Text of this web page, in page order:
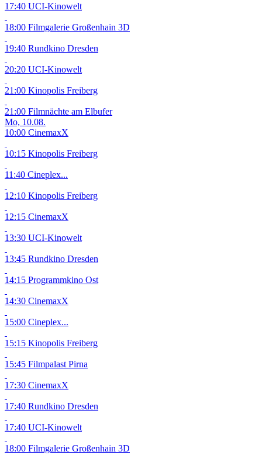
17:40 UCI-Kinowelt
18:00 Filmgalerie Großenhain 3D
19:40 Rundkino Dresden
20:20 UCI-Kinowelt
21:00 Kinopolis Freiberg
21:00 Filmnächte am Elbufer
Mo, 10.08.
10:00 CinemaxX
10:15 Kinopolis Freiberg
11:40 Cineplex...
12:10 Kinopolis Freiberg
12:15 CinemaxX
13:30 UCI-Kinowelt
13:45 Rundkino Dresden
14:15 Programmkino Ost
14:30 CinemaxX
15:00 Cineplex...
15:15 Kinopolis Freiberg
15:45 Filmpalast Pirna
17:30 CinemaxX
17:40 Rundkino Dresden
17:40 UCI-Kinowelt
18:00 Filmgalerie Großenhain 3D